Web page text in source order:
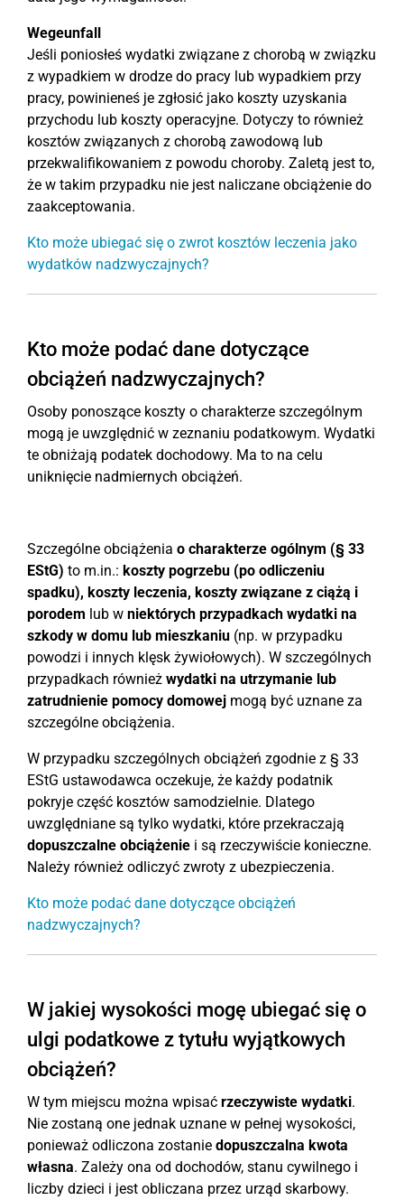
Wegeunfall
Jeśli poniosłeś wydatki związane z chorobą w związku
z wypadkiem w drodze do pracy lub wypadkiem przy
pracy, powinieneś je zgłosić jako koszty uzyskania
przychodu lub koszty operacyjne. Dotyczy to również
kosztów związanych z chorobą zawodową lub
przekwalifikowaniem z powodu choroby. Zaletą jest to,
że w takim przypadku nie jest naliczane obciążenie do
zaakceptowania.
Kto może ubiegać się o zwrot kosztów leczenia jako
wydatków nadzwyczajnych?
Kto może podać dane dotyczące
obciążeń nadzwyczajnych?
Osoby ponoszące koszty o charakterze szczególnym
mogą je uwzględnić w zeznaniu podatkowym. Wydatki
te obniżają podatek dochodowy. Ma to na celu
uniknięcie nadmiernych obciążeń.
Szczególne obciążenia o charakterze ogólnym (§ 33
EStG) to m.in.: koszty pogrzebu (po odliczeniu
spadku), koszty leczenia, koszty związane z ciążą i
porodem lub w niektórych przypadkach wydatki na
szkody w domu lub mieszkaniu (np. w przypadku
powodzi i innych klęsk żywiołowych). W szczególnych
przypadkach również wydatki na utrzymanie lub
zatrudnienie pomocy domowej mogą być uznane za
szczególne obciążenia.
W przypadku szczególnych obciążeń zgodnie z § 33
EStG ustawodawca oczekuje, że każdy podatnik
pokryje część kosztów samodzielnie. Dlatego
uwzględniane są tylko wydatki, które przekraczają
dopuszczalne obciążenie i są rzeczywiście konieczne.
Należy również odliczyć zwroty z ubezpieczenia.
Kto może podać dane dotyczące obciążeń
nadzwyczajnych?
W jakiej wysokości mogę ubiegać się o
ulgi podatkowe z tytułu wyjątkowych
obciążeń?
W tym miejscu można wpisać rzeczywiste wydatki.
Nie zostaną one jednak uznane w pełnej wysokości,
ponieważ odliczona zostanie dopuszczalna kwota
własna. Zależy ona od dochodów, stanu cywilnego i
liczby dzieci i jest obliczana przez urząd skarbowy.